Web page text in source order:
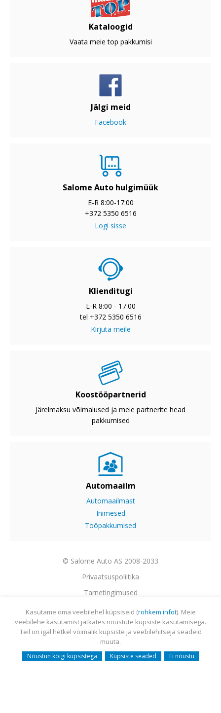
Kataloogid
Vaata meie top pakkumisi
Jälgi meid
Facebook
Salome Auto hulgimüük
E-R 8:00-17:00
+372 5350 6516
Logi sisse
Klienditugi
E-R 8:00 - 17:00
tel +372 5350 6516
Kirjuta meile
Koostööpartnerid
Järelmaksu võimalused ja meie partnerite head
pakkumised
Automaailm
Automaailmast
Inimesed
Tööpakkumised
© Salome Auto AS 2008-2033
Privaatsuspoliitika
Tarnetingimused
Garantii
Utiliseerimine
Sisukaart
Webmail
Kasutame oma veebilehel küpsiseid (rohkem infot). Meie
veebilehe kasutamist jätkates nõustute küpsiste kasutamisega.
Teil on igal hetkel võimalik küpsiste ja veebilehitseja seadeid
muuta.
Nõustun kõigi küpsistega Küpsiste seaded Ei nõustu